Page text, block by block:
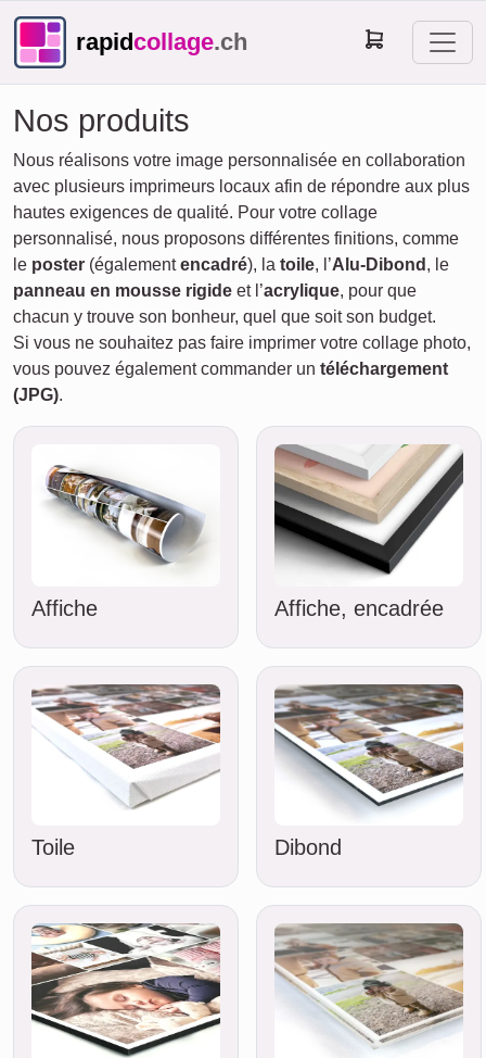
rapidcollage.ch
Nos produits
Nous réalisons votre image personnalisée en collaboration
avec plusieurs imprimeurs locaux afin de répondre aux plus
hautes exigences de qualité. Pour votre collage
personnalisé, nous proposons différentes finitions, comme
le poster (égalementencadré), la toile, l’Alu-Dibond , le
panneau en mousse rigide et l’acrylique, pour que
chacun y trouve son bonheur, quel que soit son budget.
Si vous ne souhaitez pas faire imprimer votre collage photo,
vous pouvez également commander un téléchargement
(JPG).
Affiche Affiche, encadrée
Toile Dibond